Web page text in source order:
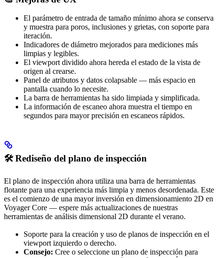
El parámetro de entrada de tamaño mínimo ahora se conserva
y muestra para poros, inclusiones y grietas, con soporte para
iteración.
Indicadores de diámetro mejorados para mediciones más
limpias y legibles.
El viewport dividido ahora hereda el estado de la vista de
origen al crearse.
Panel de atributos y datos colapsable — más espacio en
pantalla cuando lo necesite.
La barra de herramientas ha sido limpiada y simplificada.
La información de escaneo ahora muestra el tiempo en
segundos para mayor precisión en escaneos rápidos.
🛠️ Rediseño del plano de inspección
El plano de inspección ahora utiliza una barra de herramientas
flotante para una experiencia más limpia y menos desordenada. Este
es el comienzo de una mayor inversión en dimensionamiento 2D en
Voyager Core — espere más actualizaciones de nuestras
herramientas de análisis dimensional 2D durante el verano.
Soporte para la creación y uso de planos de inspección en el
viewport izquierdo o derecho.
Consejo: Cree o seleccione un plano de inspección para